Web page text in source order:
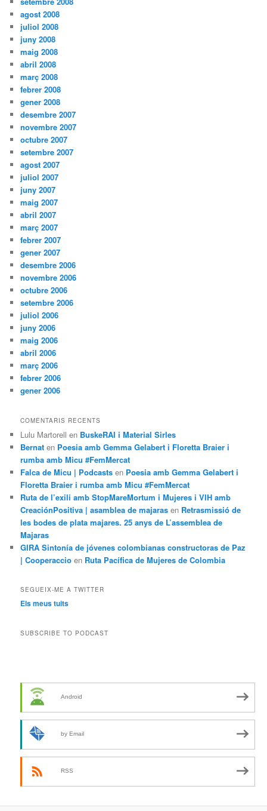
agost 2008
juliol 2008
juny 2008
maig 2008
abril 2008
març 2008
febrer 2008
gener 2008
desembre 2007
novembre 2007
octubre 2007
setembre 2007
agost 2007
juliol 2007
juny 2007
maig 2007
abril 2007
març 2007
febrer 2007
gener 2007
desembre 2006
novembre 2006
octubre 2006
setembre 2006
juliol 2006
juny 2006
maig 2006
abril 2006
març 2006
febrer 2006
gener 2006
COMENTARIS RECENTS
Lulu Martorell en BuskeRAI i Material Sirles
Bernat en Poesia amb Gemma Gelabert i Floretta Braier i
rumba amb Micu #FemMercat
Falca de Micu | Podcasts en Poesia amb Gemma Gelabert i
Floretta Braier i rumba amb Micu #FemMercat
Ruta de l’exili amb StopMareMortum i Mujeres i VIH amb
CreaciónPositiva | asamblea de majaras en Retrasmissió de
les bodes de plata majares. 25 anys de L’assemblea de
Majaras
GIRA Sintonía de jóvenes colombianas constructoras de Paz
| Cooperaccio en Ruta Pacífica de Mujeres de Colombia
SEGUEIX-ME A TWITTER
Els meus tuits
SUBSCRIBE TO PODCAST
Android
by Email
RSS